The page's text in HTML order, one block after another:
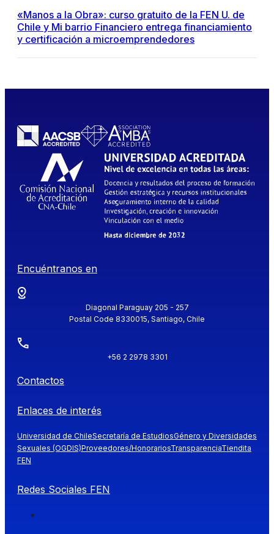
«Manos a la Obra»: curso gratuito de la FEN U. de
Chile y Mi barrio Financiero entrega financiamiento
y certificación a microemprendedores
Encuéntranos en
Diagonal Paraguay 205 - 257
Postal Code 8330015, Santiago, Chile
+56 2 2978 3301
Contactos
Enlaces de interés
Universidad de ChileSecretaría de EstudiosGénero y Diversidades
Sexuales (OGDIS)Proveedores/HonorariosTransparenciaTiendita
FEN
Redes Sociales FEN